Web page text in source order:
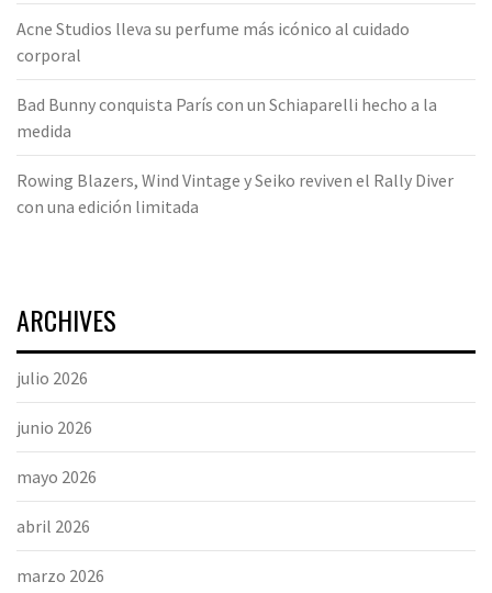
Acne Studios lleva su perfume más icónico al cuidado
corporal
Bad Bunny conquista París con un Schiaparelli hecho a la
medida
Rowing Blazers, Wind Vintage y Seiko reviven el Rally Diver
con una edición limitada
ARCHIVES
julio 2026
junio 2026
mayo 2026
abril 2026
marzo 2026